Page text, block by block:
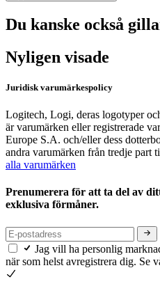
Du kanske också
Nyligen visade
Juridisk varumärkespolicy
Logitech, Logi, deras logotyper
är varumärken eller registrerade
Europe S.A. och/eller dess
andra varumärken från tredje part
alla varumärken
Prenumerera för att ta del av
exklusiva förmåner.
Jag vill ha personlig
när som helst avregistrera dig. Se